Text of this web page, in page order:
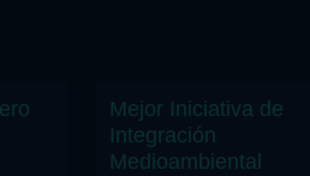
Mejor Iniciativa de
Integración
Medioambiental